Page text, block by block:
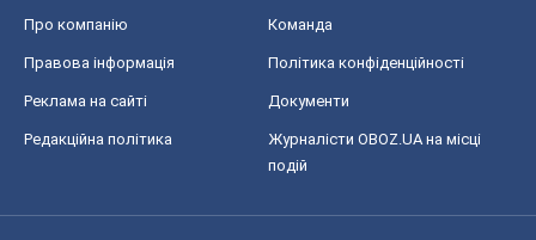
Про компанію Команда
Правова інформація Політика конфіденційності
Реклама на сайті Документи
Редакційна політика
Журналісти OBOZ.UA на місці
подій